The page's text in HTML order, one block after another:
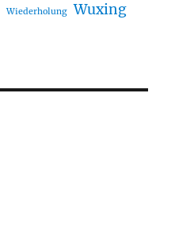
Wiederholung Wuxing